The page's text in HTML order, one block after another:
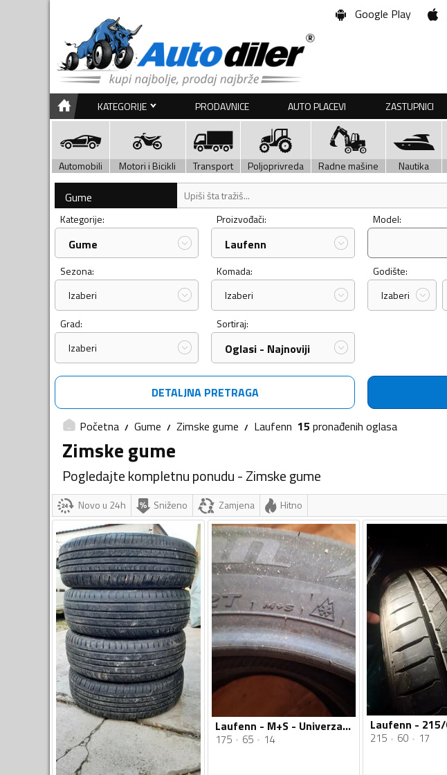
Google Play
KATEGORIJE PRODAVNICE AUTO PLACEVI ZASTUPNICI
Automobili Motori i Bicikli Transport Poljoprivreda Radne mašine Nautika
Gume
Kategorije:
Gume
Proizvođači:
Laufenn
Model:
Sezona:
Izaberi
Komada:
Izaberi
Godište:
Izaberi
Grad:
Izaberi
Sortiraj:
Oglasi - Najnoviji
DETALJNA PRETRAGA
Početna Gume Zimske gume Laufenn 15 pronađenih oglasa
Zimske gume
Pogledajte kompletnu ponudu - Zimske gume
Novo u 24h Sniženo Zamjena Hitno
Laufenn - M+S - Univerzalna guma
175 65 14 215 60 17